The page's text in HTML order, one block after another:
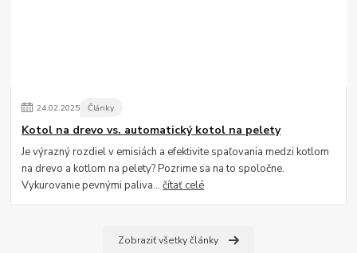
24.02.2025 Články
Kotol na drevo vs. automatický kotol na pelety
Je výrazný rozdiel v emisiách a efektivite spaľovania medzi kotlom
na drevo a kotlom na pelety? Pozrime sa na to spoločne.
Vykurovanie pevnými paliva...čítať celé
Zobraziť všetky články